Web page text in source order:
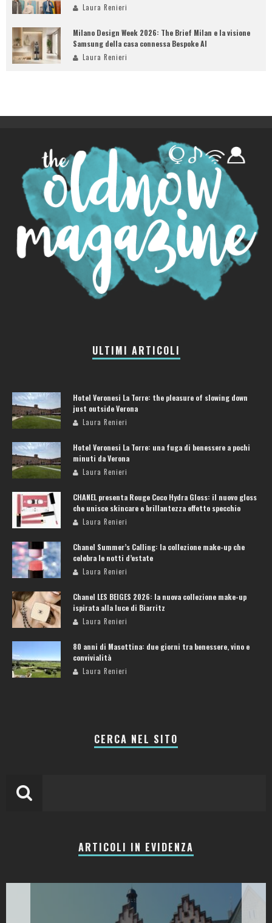
Laura Renieri
Milano Design Week 2026: The Brief Milan e la visione
Samsung della casa connessa Bespoke AI
Laura Renieri
ULTIMI ARTICOLI
Hotel Veronesi La Torre: the pleasure of slowing down
just outside Verona
Laura Renieri
Hotel Veronesi La Torre: una fuga di benessere a pochi
minuti da Verona
Laura Renieri
CHANEL presenta Rouge Coco Hydra Gloss: il nuovo gloss
che unisce skincare e brillantezza effetto specchio
Laura Renieri
Chanel Summer’s Calling: la collezione make-up che
celebra le notti d’estate
Laura Renieri
Chanel LES BEIGES 2026: la nuova collezione make-up
ispirata alla luce di Biarritz
Laura Renieri
80 anni di Masottina: due giorni tra benessere, vino e
convivialità
Laura Renieri
CERCA NEL SITO
ARTICOLI IN EVIDENZA